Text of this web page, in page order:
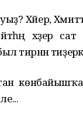
Хәйер,
хәҙер